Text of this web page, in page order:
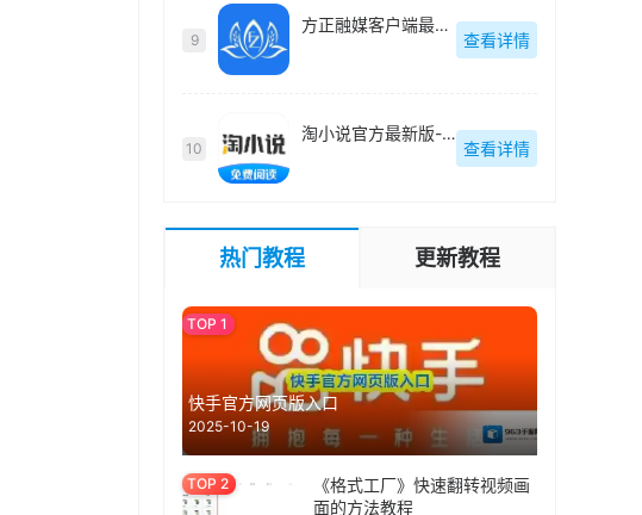
9
方正融媒客户端最新版-v3.6
查看详情
10
淘小说官方最新版-v10.9.1
查看详情
热门教程 更新教程
快手官方网页版入口
2025-10-19
《格式工厂》快速翻转视频画
面的方法教程